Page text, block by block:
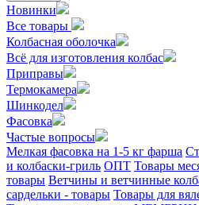
Новинки
Все товары
Колбасная оболочка
Всё для изготовления колбас
Приправы
Термокамера
Шинкодел
Фасовка
Частые вопросы
Мелкая фасовка на 1-5 кг фарша
и колбаски-гриль ОПТ Товары
товары Ветчины и ветчинные
сардельки - товары Товары для